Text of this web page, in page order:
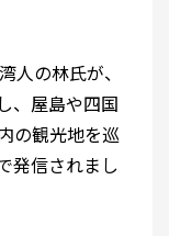
人の林氏が、
、屋島や四国
の観光地を巡
発信されまし